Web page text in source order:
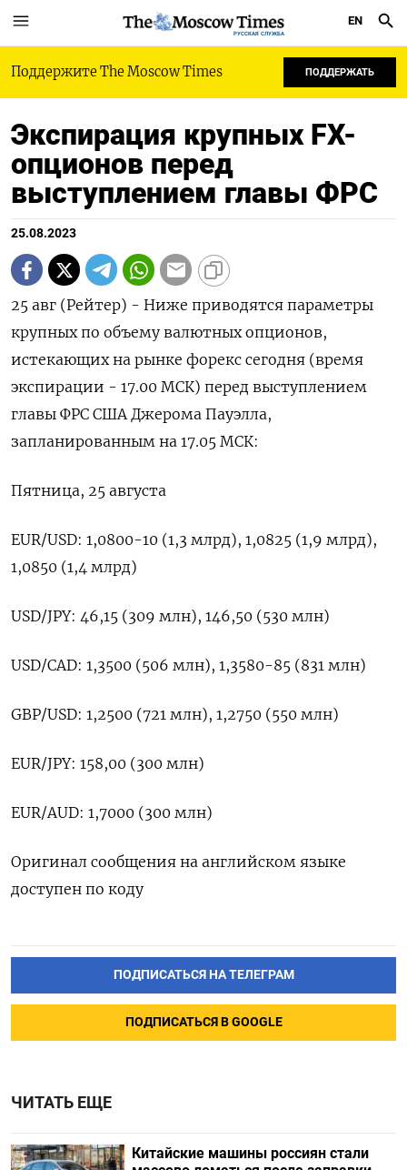
РУССКАЯ СЛУЖБА
EN
Поддержите The Moscow Times ПОДДЕРЖАТЬ
Экспирация крупных FX-
опционов перед
выступлением главы ФРС
25.08.2023
25 авг (Рейтер) - Ниже приводятся параметры
крупных по объему валютных опционов,
истекающих на рынке форекс сегодня (время
экспирации - 17.00 МСК) перед выступлением
главы ФРС США Джерома Пауэлла,
запланированным на 17.05 МСК:
Пятница, 25 августа
EUR/USD: 1,0800-10 (1,3 млрд), 1,0825 (1,9 млрд),
1,0850 (1,4 млрд)
USD/JPY: 46,15 (309 млн), 146,50 (530 млн)
USD/CAD: 1,3500 (506 млн), 1,3580-85 (831 млн)
GBP/USD: 1,2500 (721 млн), 1,2750 (550 млн)
EUR/JPY: 158,00 (300 млн)
EUR/AUD: 1,7000 (300 млн)
Оригинал сообщения на английском языке
доступен по коду
ПОДПИСАТЬСЯ НА ТЕЛЕГРАМ
ПОДПИСАТЬСЯ В GOOGLE
ЧИТАТЬ ЕЩЕ
Китайские машины россиян стали